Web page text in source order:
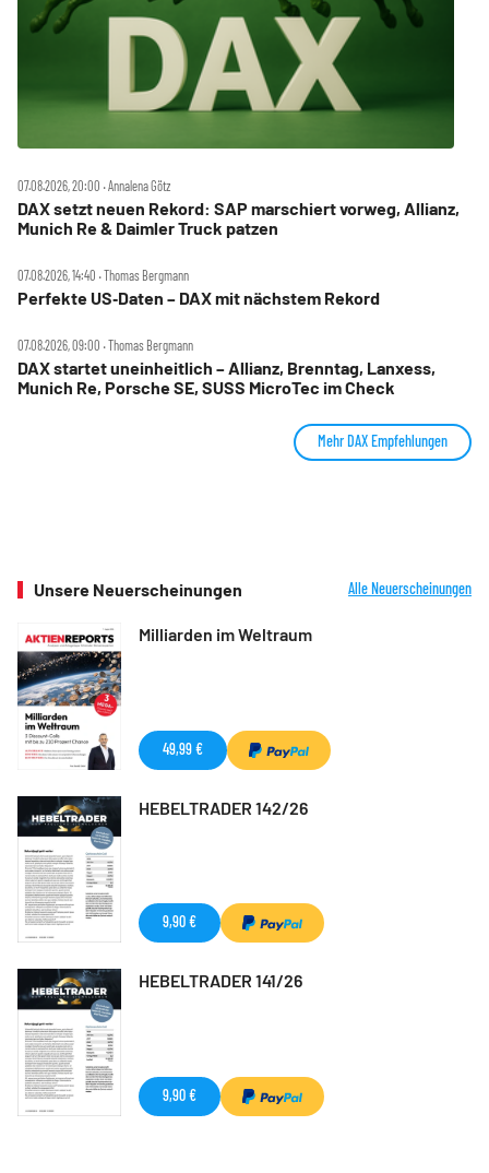
07.08.2026, 20:00 ‧ Annalena Götz
DAX setzt neuen Rekord: SAP marschiert vorweg, Allianz,
Munich Re & Daimler Truck patzen
07.08.2026, 14:40 ‧ Thomas Bergmann
Perfekte US‑Daten – DAX mit nächstem Rekord
07.08.2026, 09:00 ‧ Thomas Bergmann
DAX startet uneinheitlich – Allianz, Brenntag, Lanxess,
Munich Re, Porsche SE, SUSS MicroTec im Check
Mehr DAX Empfehlungen
Unsere Neuerscheinungen Alle Neuerscheinungen
Milliarden im Weltraum
49,99 €
HEBELTRADER 142/26
9,90 €
HEBELTRADER 141/26
9,90 €